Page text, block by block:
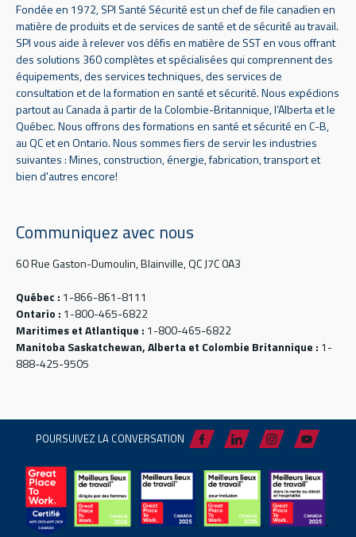
Fondée en 1972, SPI Santé Sécurité est un chef de file canadien en
matière de produits et de services de santé et de sécurité au travail.
SPI vous aide à relever vos défis en matière de SST en vous offrant
des solutions 360 complètes et spécialisées qui comprennent des
équipements, des services techniques, des services de
consultation et de la formation en santé et sécurité. Nous expédions
partout au Canada à partir de la Colombie-Britannique, l’Alberta et le
Québec. Nous offrons des formations en santé et sécurité en C-B,
au QC et en Ontario. Nous sommes fiers de servir les industries
suivantes : Mines, construction, énergie, fabrication, transport et
bien d'autres encore!
Communiquez avec nous
60 Rue Gaston-Dumoulin, Blainville, QC J7C 0A3
Québec : 1-866-861-8111
Ontario : 1-800-465-6822
Maritimes et Atlantique : 1-800-465-6822
Manitoba Saskatchewan, Alberta et Colombie Britannique : 1-
888-425-9505
POURSUIVEZ LA CONVERSATION